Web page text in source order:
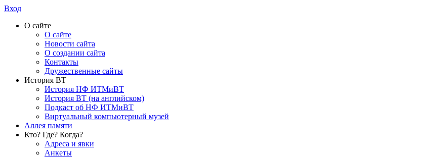
Вход
О сайте
О сайте
Новости сайта
О создании сайта
Контакты
Дружественные сайты
История ВТ
История НФ ИТМиВТ
История ВТ (на английском)
Подкаст об НФ ИТМиВТ
Виртуальный компьютерный музей
Аллея памяти
Кто? Где? Когда?
Адреса и явки
Анкеты